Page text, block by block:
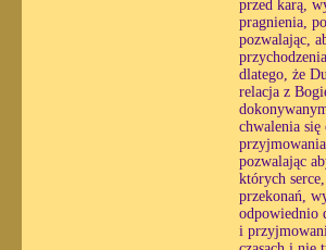
przed karą,
pragnienia,
pozwalając,
dlatego, że
relacja z
chwalenia się
pozwalając
których
przekonań,
odpowiednio
i